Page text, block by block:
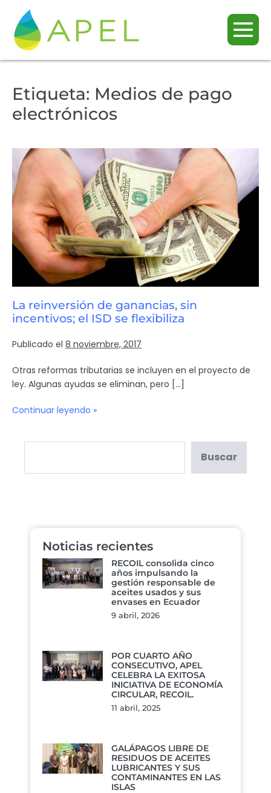
Etiqueta: Medios de pago
electrónicos
La reinversión de ganancias, sin
incentivos; el ISD se flexibiliza
Publicado el 8 noviembre, 2017
Otras reformas tributarias se incluyen en el proyecto de
ley. Algunas ayudas se eliminan, pero […]
Continuar leyendo »
Buscar
Noticias recientes
RECOIL consolida cinco
años impulsando la
gestión responsable de
aceites usados y sus
envases en Ecuador
9 abril, 2026
POR CUARTO AÑO
CONSECUTIVO, APEL
CELEBRA LA EXITOSA
INICIATIVA DE ECONOMÍA
CIRCULAR, RECOIL.
11 abril, 2025
GALÁPAGOS LIBRE DE
RESIDUOS DE ACEITES
LUBRICANTES Y SUS
CONTAMINANTES EN LAS
ISLAS